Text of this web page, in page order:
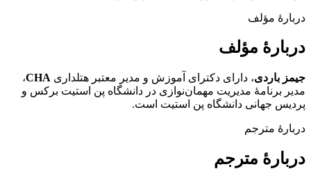
دربارۀ مؤلف
دربارۀ مؤلف
جیمز باردی، دارای دکترای آموزش و مدیر معتبر هتلداری CHA،
مدیر برنامۀ مدیریت مهمان‌نوازی در دانشگاه پن استیت برکس و
پردیس جهانی دانشگاه پن استیت است.
دربارۀ مترجم
دربارۀ مترجم